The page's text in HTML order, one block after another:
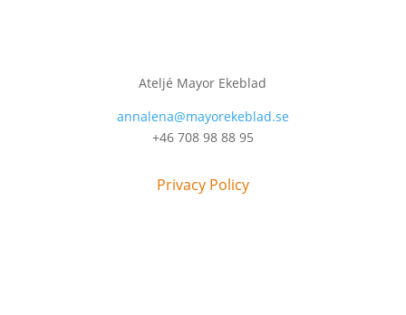
Ateljé Mayor Ekeblad
annalena@mayorekeblad.se
+46 708 98 88 95
Privacy Policy